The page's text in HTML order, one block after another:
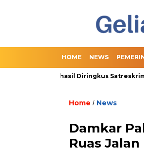
HOME NEWS
Slot Berhasil Diringkus Satreskrim
Home / News
Damkar
Ruas